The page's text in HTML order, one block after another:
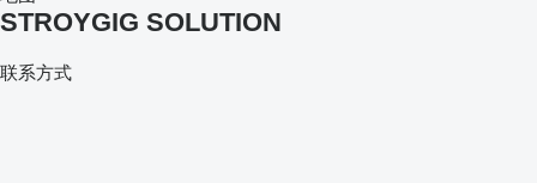
STROYGIG SOLUTION
联系方式